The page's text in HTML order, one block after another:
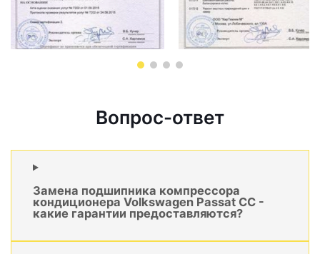
Вопрос-ответ
Замена подшипника компрессора
кондиционера Volkswagen Passat CC -
какие гарантии предоставляются?